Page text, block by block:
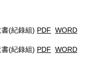
(紀錄組) PDF WORD
(紀錄組) PDF WORD